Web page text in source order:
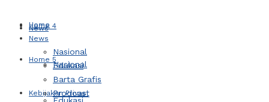
Home 4
Home 5
Kebijakan Privasi
News
Nasional
Home
News
Nasional
Edukasi
Barta Grafis
Prodcast